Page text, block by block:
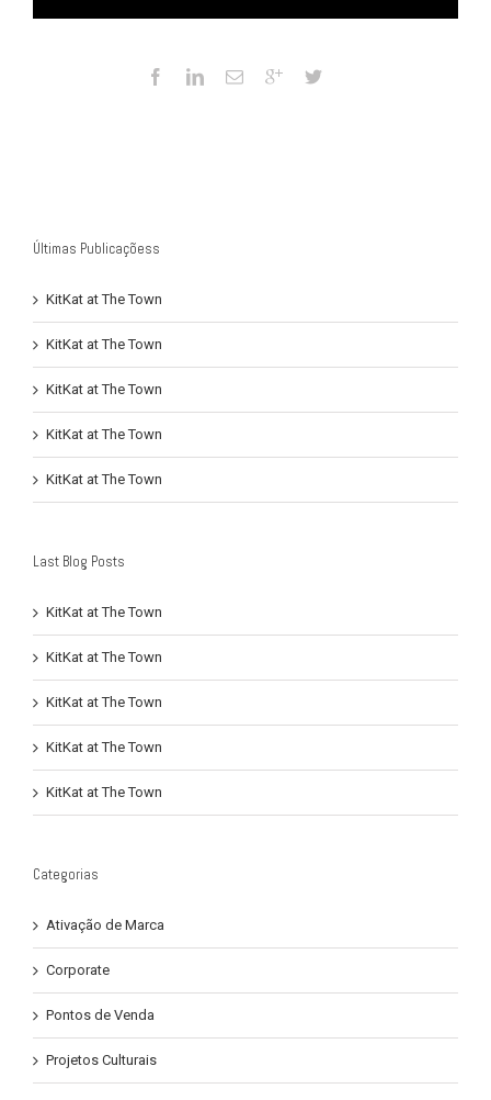
Últimas Publicaçõess
KitKat at The Town
KitKat at The Town
KitKat at The Town
KitKat at The Town
KitKat at The Town
Last Blog Posts
KitKat at The Town
KitKat at The Town
KitKat at The Town
KitKat at The Town
KitKat at The Town
Categorias
Ativação de Marca
Corporate
Pontos de Venda
Projetos Culturais